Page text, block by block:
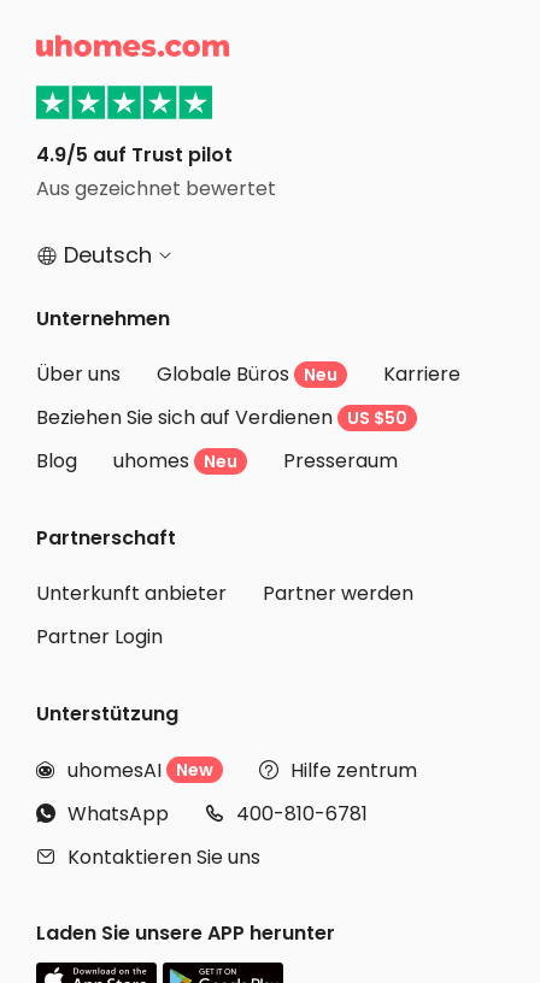
Studentenunterkunft Birmingham
Studentenunterkunft Bristol
Studentenunterkunft Nottingham

4.9/5 auf Trust pilot
Aus gezeichnet bewertet
 Deutsch 
Unternehmen
Über uns
Globale Büros Neu
Karriere
Beziehen Sie sich auf Verdienen
US $50
Blog uhomes Neu Presseraum
Partnerschaft
Unterkunft anbieter
Partner werden
Partner Login
Unterstützung
 uhomesAI New  Hilfe zentrum
 WhatsApp  400-810-6781
 Kontaktieren Sie uns
Laden Sie unsere APP herunter